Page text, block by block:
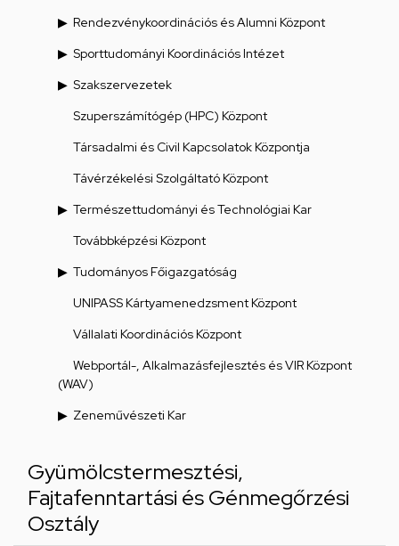
Rendezvénykoordinációs és Alumni Központ
Sporttudományi Koordinációs Intézet
Szakszervezetek
Szuperszámítógép (HPC) Központ
Társadalmi és Civil Kapcsolatok Központja
Távérzékelési Szolgáltató Központ
Természettudományi és Technológiai Kar
Továbbképzési Központ
Tudományos Főigazgatóság
UNIPASS Kártyamenedzsment Központ
Vállalati Koordinációs Központ
Webportál-, Alkalmazásfejlesztés és VIR Központ
(WAV)
Zeneművészeti Kar
Gyümölcstermesztési,
Fajtafenntartási és Génmegőrzési
Osztály